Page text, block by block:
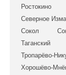
Ростокино
Северное
Сокол
Таганский
Тропарёво-
Хорошёво-